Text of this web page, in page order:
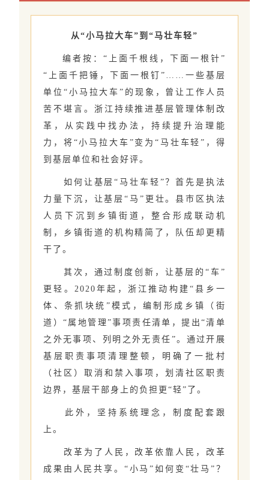
从“小马拉大车”到“马壮车轻”
编者按：“上面千根线，下面一根针”
“上面千把锤，下面一根钉”……一些基层
单位“小马拉大车”的现象，曾让工作人员
苦不堪言。浙江持续推进基层管理体制改
革，从实践中找办法，持续提升治理能
力，将“小马拉大车”变为“马壮车轻”，得
到基层单位和社会好评。
如何让基层“马壮车轻”？首先是执法
力量下沉，让基层“马”更壮。县市区执法
人员下沉到乡镇街道，整合形成联动机
制，乡镇街道的机构精简了，队伍却更精
干了。
其次，通过制度创新，让基层的“车”
更轻。2020年起，浙江推动构建“县乡一
体、条抓块统”模式，编制形成乡镇（街
道）“属地管理”事项责任清单，提出“清单
之外无事项、列明之外无责任”。通过开展
基层职责事项清理整顿，明确了一批村
（社区）取消和禁入事项，划清社区职责
边界，基层干部身上的负担更“轻”了。
此外，坚持系统理念，制度配套跟
上。
改革为了人民，改革依靠人民，改革
成果由人民共享。“小马”如何变“壮马”？